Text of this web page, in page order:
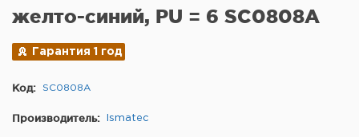
желто-синий, PU = 6 SC0808A
Гарантия 1 год
Код: SC0808A
Производитель: Ismatec